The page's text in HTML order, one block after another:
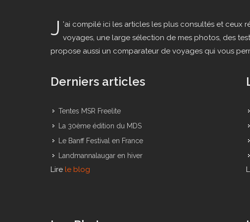
J 'ai compilé ici les articles les plus consultés et ceux
voyages, une large sélection de mes photos, des
propose aussi un comparateur de voyages qui vous
Derniers articles
Tentes MSR Freelite
La 30ème édition du MDS
Le Banff Festival en France
Landmannalaugar en hiver
Lire le blog